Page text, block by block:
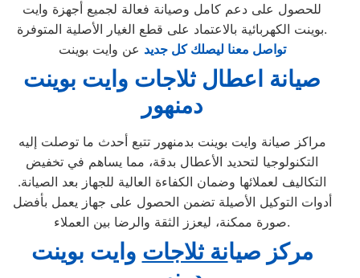
للحصول على دعم كامل وصيانة فعالة لجميع أجهزة وايت
بوينت الكهربائية بالاعتماد على قطع الغيار الأصلية المتوفرة.
تواصل معنا ليصلك كل جديد عن وايت بوينت
صيانة اعطال ثلاجات وايت بوينت
دمنهور
مراكز صيانة وايت بوينت بدمنهور تتبع أحدث ما توصلت إليه
التكنولوجيا لتحديد الأعطال بدقة، مما يساهم في تخفيض
التكاليف لعملائها وضمان الكفاءة العالية للجهاز بعد الصيانة.
أدوات التوكيل الأصيلة تضمن الحصول على جهاز يعمل بأفضل
صورة ممكنة، ليعزز الثقة والرضا بين العملاء.
مركز صيانة ثلاجات وايت بوينت